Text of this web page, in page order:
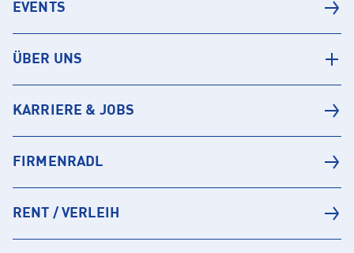
EVENTS
ÜBER UNS
KARRIERE & JOBS
FIRMENRADL
RENT / VERLEIH